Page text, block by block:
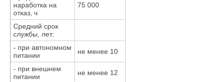
наработка на
отказ, ч
75 000
Средний срок
службы, лет:
- при автономном
питании
не менее 10
- при внешнем
питании
не менее 12